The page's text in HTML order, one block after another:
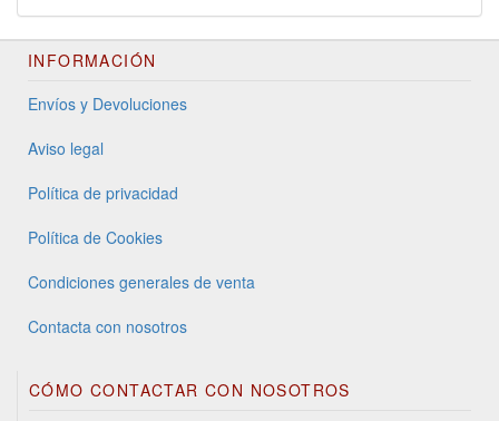
INFORMACIÓN
Envíos y Devoluciones
Aviso legal
Política de privacidad
Política de Cookies
Condiciones generales de venta
Contacta con nosotros
CÓMO CONTACTAR CON NOSOTROS